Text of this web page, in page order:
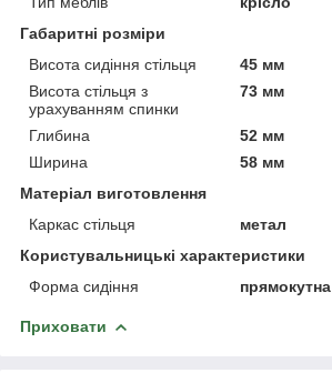
Габаритні розміри
Висота сидіння стільця
45 мм
Висота стільця з
урахуванням спинки
73 мм
Глибина
52 мм
Ширина
58 мм
Матеріал виготовлення
Каркас стільця
метал
Користувальницькі характеристики
Форма сидіння
прямокутна
Приховати